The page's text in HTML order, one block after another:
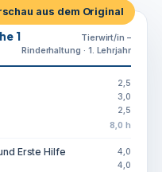
aus dem Original
1
Tierwirt/in –
Rinderhaltung · 1. Lehrjahr
2,5
3,0
2,5
8,0 h
Erste Hilfe 4,0
4,0